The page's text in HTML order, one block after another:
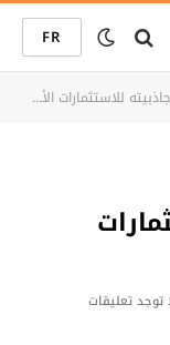
FR
للاستثمارات الأجنبية
توجد تعليقات